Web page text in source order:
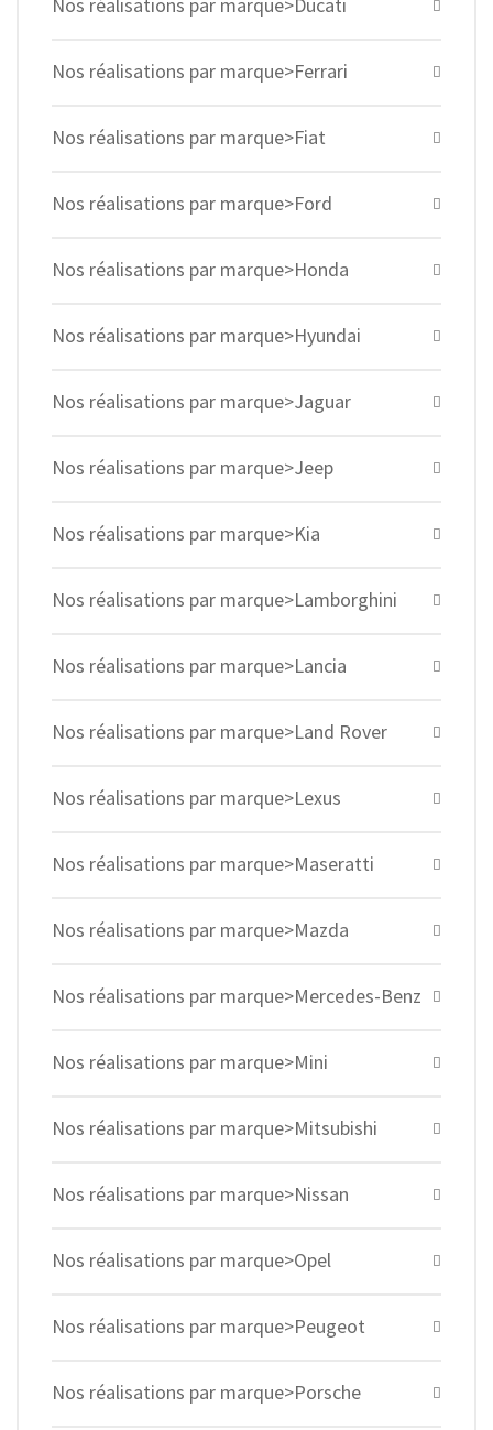
Nos réalisations par marque>Ferrari
Nos réalisations par marque>Fiat
Nos réalisations par marque>Ford
Nos réalisations par marque>Honda
Nos réalisations par marque>Hyundai
Nos réalisations par marque>Jaguar
Nos réalisations par marque>Jeep
Nos réalisations par marque>Kia
Nos réalisations par marque>Lamborghini
Nos réalisations par marque>Lancia
Nos réalisations par marque>Land Rover
Nos réalisations par marque>Lexus
Nos réalisations par marque>Maseratti
Nos réalisations par marque>Mazda
Nos réalisations par marque>Mercedes-Benz
Nos réalisations par marque>Mini
Nos réalisations par marque>Mitsubishi
Nos réalisations par marque>Nissan
Nos réalisations par marque>Opel
Nos réalisations par marque>Peugeot
Nos réalisations par marque>Porsche